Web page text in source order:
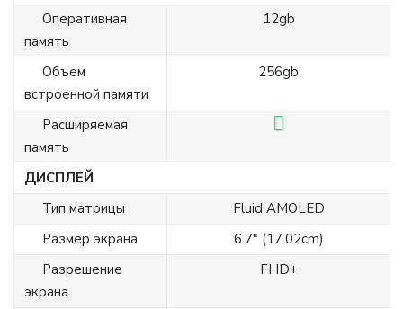
Оперативная
память
12gb
Объем
встроенной памяти
256gb
Расширяемая
память
ДИСПЛЕЙ
Тип матрицы
Fluid AMOLED
Размер экрана
6.7" (17.02cm)
Разрешение
экрана
FHD+